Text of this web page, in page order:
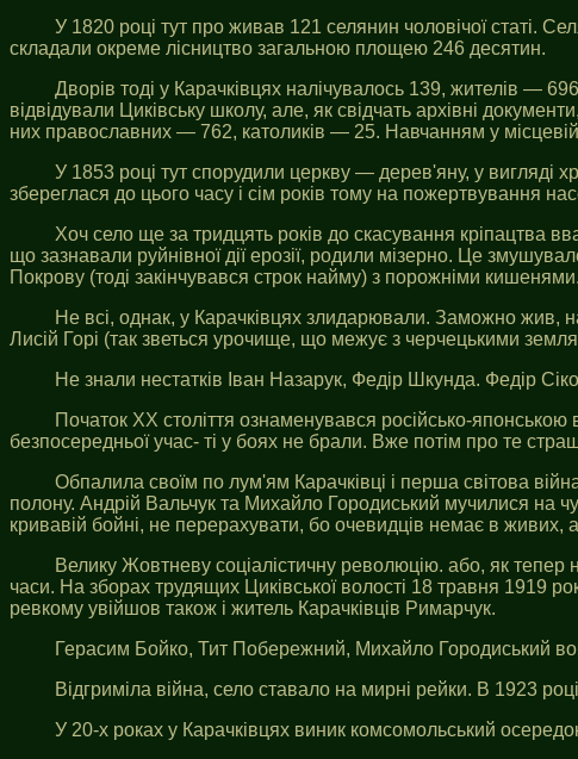
У 1820 році тут про живав 121 селянин чоловічої статі.
складали окреме лісництво загальною площею 246 десятин.
Дворів тоді у Карачківцях налічувалось 139, жителів —
відвідували Циківську школу, але, як свідчать архівні
них православних — 762, католиків — 25. Навчанням у місцевій
У 1853 році тут спорудили церкву — дерев'яну, у вигляді
збереглася до цього часу і сім років тому на пожертвування
Хоч село ще за тридцять років до скасування кріпацтва
що зазнавали руйнівної дії ерозії, родили мізерно. Це
Покрову (тоді закінчувався строк найму) з порожніми
Не всі, однак, у Карачківцях злидарювали. Заможно жив,
Лисій Горі (так зветься урочище, що межує з черчецькими
Не знали нестатків Іван Назарук, Федір Шкунда. Федір
Початок XX століття ознаменувався російсько-японською
безпосередньої учас- ті у боях не брали. Вже потім про те
Обпалила своїм по лум'ям Карачківці і перша світова
полону. Андрій Вальчук та Михайло Городиський мучилися на
кривавій бойні, не перерахувати, бо очевидців немає в живих,
Велику Жовтневу соціалістичну революцію. або, як тепер
часи. На зборах трудящих Циківської волості 18 травня 1919
ревкому увійшов також і житель Карачківців Римарчук.
Герасим Бойко, Тит Побережний, Михайло Городиський
Відгриміла війна, село ставало на мирні рейки. В 1923
У 20-х роках у Карачківцях виник комсомольський